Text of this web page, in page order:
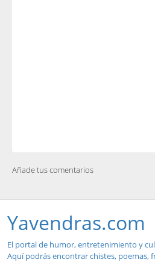
Añade tus comentarios
Yavendras.com
El portal de humor, entretenimiento y
Aquí podrás encontrar chistes, poemas,